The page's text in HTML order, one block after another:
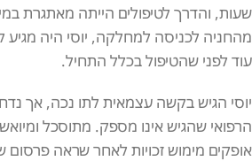
שעות, והדרך לטיפולים הייתה מאתגרת
מהחניה לכניסה למחלקה, יוסי היה מגיע
עוד לפני שהטיפול בכלל התחיל.
יוסי הגיש בקשה עצמאית לתו נכה, אך
הרפואי שהגיש אינו מספק. מתוסכל
אופקים מימוש זכויות לאחר שראה